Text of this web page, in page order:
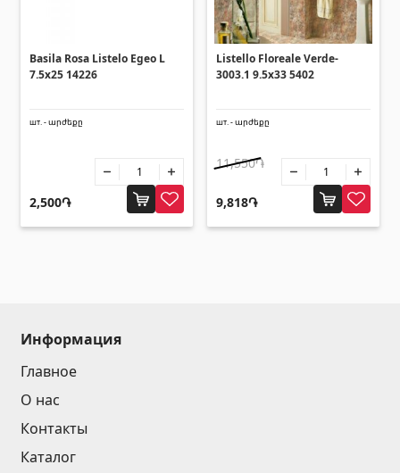
Другие
(13)
Строительные леса, опалубка
Basila Rosa Listelo Egeo L
7.5x25 14226
шт. - արժեքը
2,500֏
Listello Floreale Verde-
3003.1 9.5x33 5402
шт. - արժեքը
11,550֏
9,818֏
Информация
Главное
О нас
Контакты
Каталог